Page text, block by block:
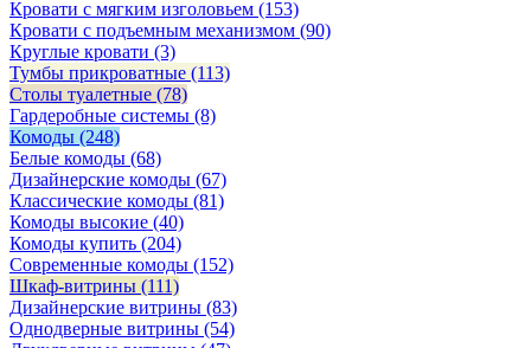
Кровати с мягким изголовьем (153)
Кровати с подъемным механизмом (90)
Круглые кровати (3)
Тумбы прикроватные (113)
Столы туалетные (78)
Гардеробные системы (8)
Комоды (248)
Белые комоды (68)
Дизайнерские комоды (67)
Классические комоды (81)
Комоды высокие (40)
Комоды купить (204)
Современные комоды (152)
Шкаф-витрины (111)
Дизайнерские витрины (83)
Однодверные витрины (54)